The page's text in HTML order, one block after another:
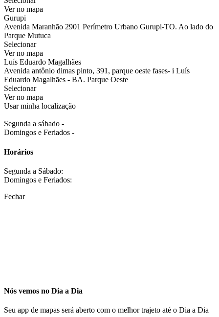
Ver no mapa
Gurupi
Avenida Maranhão 2901 Perímetro Urbano Gurupi-TO. Ao lado do
Parque Mutuca
Selecionar
Ver no mapa
Luís Eduardo Magalhães
Avenida antônio dimas pinto, 391, parque oeste fases- i Luís
Eduardo Magalhães - BA. Parque Oeste
Selecionar
Ver no mapa
Usar minha localização
Segunda a sábado -
Domingos e Feriados -
Horários
Segunda a Sábado:
Domingos e Feriados:
Fechar
Nós vemos no Dia a Dia
Seu app de mapas será aberto com o melhor trajeto até o Dia a Dia